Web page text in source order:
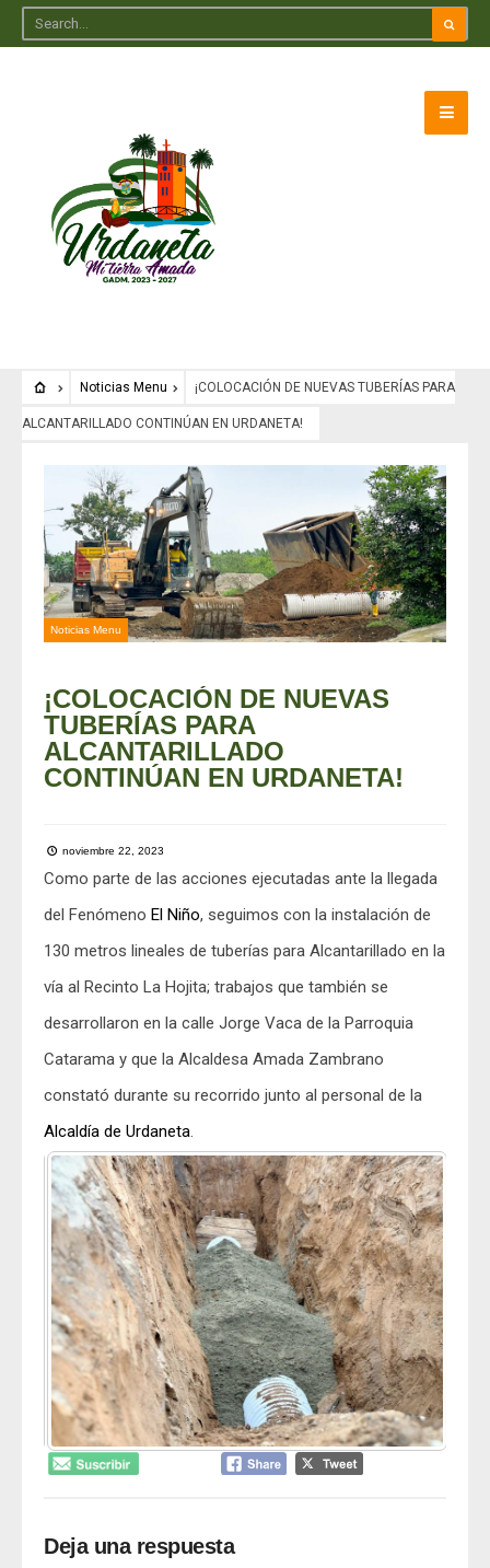
Noticias Menu ¡COLOCACIÓN DE NUEVAS TUBERÍAS PARA
ALCANTARILLADO CONTINÚAN EN URDANETA!
Noticias Menu
¡COLOCACIÓN DE NUEVAS
TUBERÍAS PARA
ALCANTARILLADO
CONTINÚAN EN URDANETA!
noviembre 22, 2023
Como parte de las acciones ejecutadas ante la llegada
del Fenómeno El Niño, seguimos con la instalación de
130 metros lineales de tuberías para Alcantarillado en la
vía al Recinto La Hojita; trabajos que también se
desarrollaron en la calle Jorge Vaca de la Parroquia
Catarama y que la Alcaldesa Amada Zambrano
constató durante su recorrido junto al personal de la
Alcaldía de Urdaneta.
Deja una respuesta